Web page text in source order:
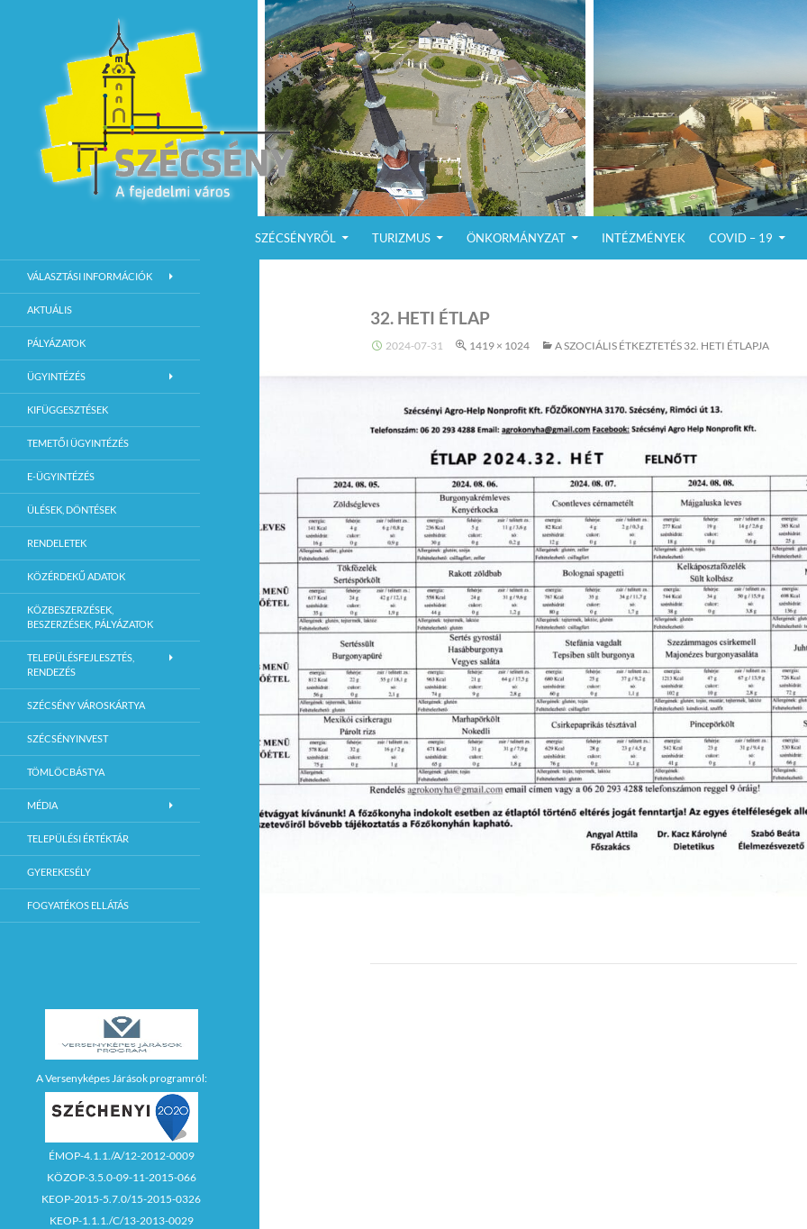
SZÉCSÉNYRŐL
TURIZMUS ÖNKORMÁNYZAT INTÉZMÉNYEK COVID – 19
32. HETI ÉTLAP
2024-07-31 1419 × 1024 A SZOCIÁLIS ÉTKEZTETÉS 32. HETI ÉTLAPJA
Szécsény Város Hivatalos Weboldala
VÁLASZTÁSI INFORMÁCIÓK
AKTUÁLIS
PÁLYÁZATOK
ÜGYINTÉZÉS
KIFÜGGESZTÉSEK
TEMETŐI ÜGYINTÉZÉS
E-ÜGYINTÉZÉS
ÜLÉSEK, DÖNTÉSEK
RENDELETEK
KÖZÉRDEKŰ ADATOK
KÖZBESZERZÉSEK,
BESZERZÉSEK, PÁLYÁZATOK
TELEPÜLÉSFEJLESZTÉS,
RENDEZÉS
SZÉCSÉNY VÁROSKÁRTYA
SZÉCSÉNYINVEST
TÖMLÖCBÁSTYA
MÉDIA
TELEPÜLÉSI ÉRTÉKTÁR
GYEREKESÉLY
FOGYATÉKOS ELLÁTÁS
A Versenyképes Járások programról:
ÉMOP-4.1.1./A/12-2012-0009
KÖZOP-3.5.0-09-11-2015-066
KEOP-2015-5.7.0/15-2015-0326
KEOP-1.1.1./C/13-2013-0029